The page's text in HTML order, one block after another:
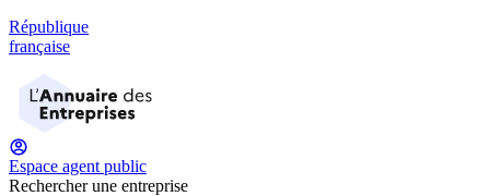
République
française
Espace agent public
Rechercher une entreprise